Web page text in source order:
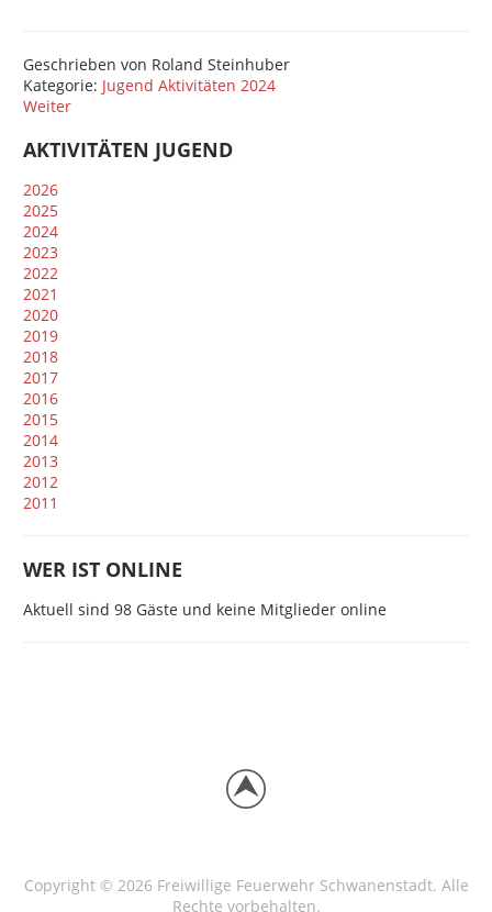
Geschrieben von Roland Steinhuber
Kategorie: Jugend Aktivitäten 2024
Weiter
AKTIVITÄTEN JUGEND
2026
2025
2024
2023
2022
2021
2020
2019
2018
2017
2016
2015
2014
2013
2012
2011
WER IST ONLINE
Aktuell sind 98 Gäste und keine Mitglieder online
Copyright © 2026 Freiwillige Feuerwehr Schwanenstadt. Alle
Rechte vorbehalten.